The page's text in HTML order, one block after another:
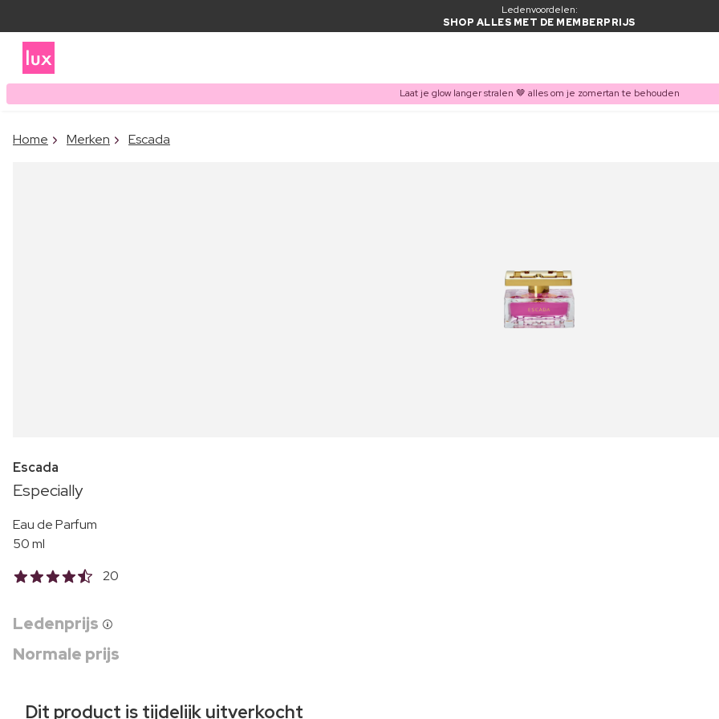
Ledenvoordelen:
SHOP ALLES MET DE MEMBERPRIJS
Laat je glow langer stralen 🤎 alles om je zomertan te behouden
Home Merken Escada
Escada
Especially
Eau de Parfum
50 ml
20
Ledenprijs
Normale prijs
Dit product is tijdelijk uitverkocht